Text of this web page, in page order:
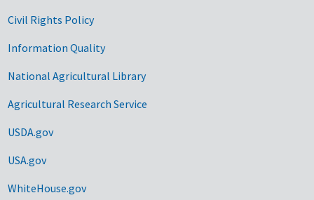
Civil Rights Policy
Information Quality
National Agricultural Library
Agricultural Research Service
USDA.gov
USA.gov
WhiteHouse.gov